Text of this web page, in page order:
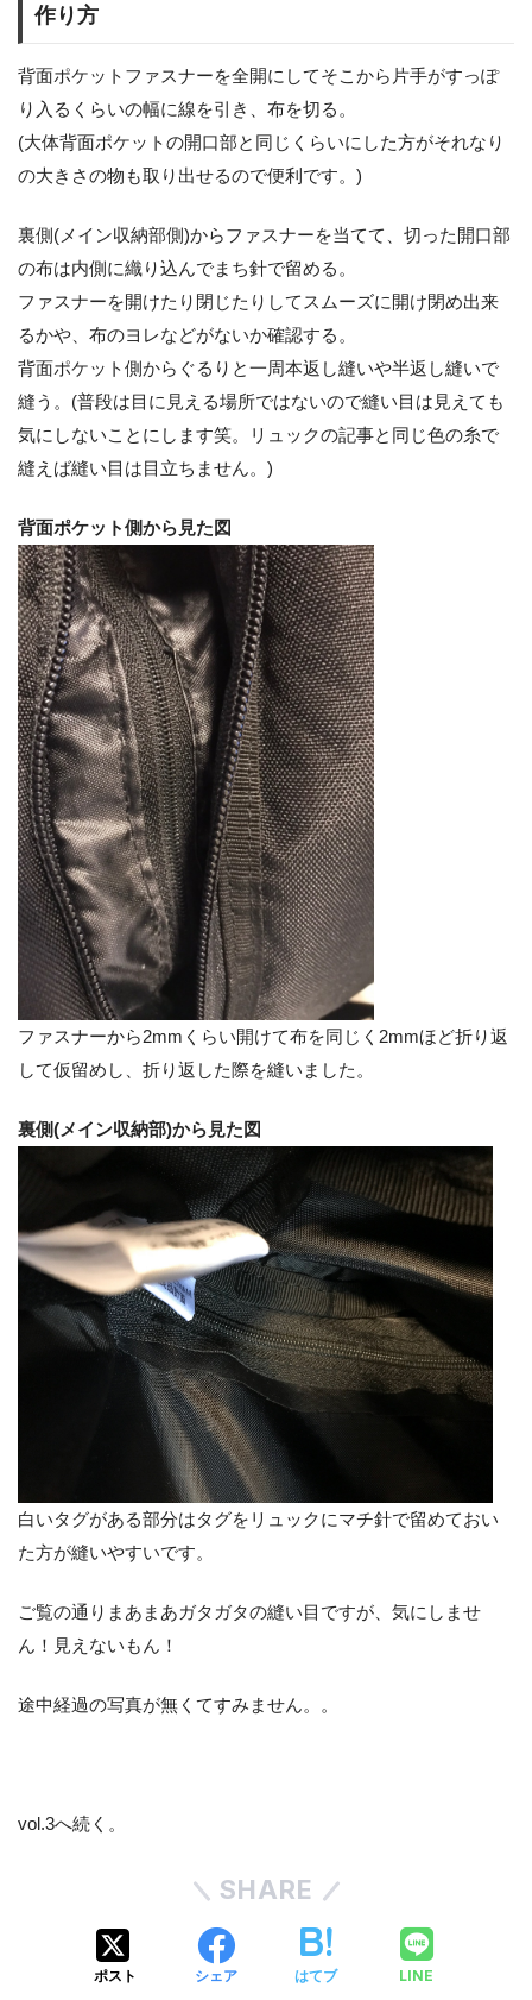
作り方
背面ポケットファスナーを全開にしてそこから片手がすっぽ
り入るくらいの幅に線を引き、布を切る。
(大体背面ポケットの開口部と同じくらいにした方がそれなり
の大きさの物も取り出せるので便利です。)
裏側(メイン収納部側)からファスナーを当てて、切った開口部
の布は内側に織り込んでまち針で留める。
ファスナーを開けたり閉じたりしてスムーズに開け閉め出来
るかや、布のヨレなどがないか確認する。
背面ポケット側からぐるりと一周本返し縫いや半返し縫いで
縫う。(普段は目に見える場所ではないので縫い目は見えても
気にしないことにします笑。リュックの記事と同じ色の糸で
縫えば縫い目は目立ちません。)
背面ポケット側から見た図
ファスナーから2mmくらい開けて布を同じく2mmほど折り返
して仮留めし、折り返した際を縫いました。
裏側(メイン収納部)から見た図
白いタグがある部分はタグをリュックにマチ針で留めておい
た方が縫いやすいです。
ご覧の通りまあまあガタガタの縫い目ですが、気にしませ
ん！見えないもん！
途中経過の写真が無くてすみません。。
vol.3へ続く。
SHARE
ポスト シェア はてブ LINE